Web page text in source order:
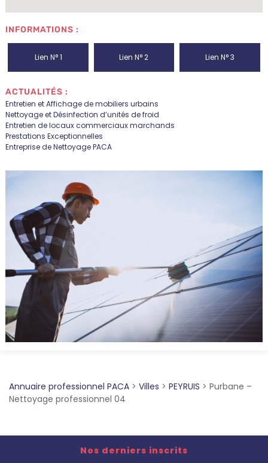
INFORMATIONS :
Lien N° 1 Lien N° 2 Lien N° 3
ACTUALITÉS :
Entretien et Affichage de mobiliers urbains
Nettoyage et Désinfection d’unités de froid
Entretien de locaux commerciaux marchands
Prestations Exceptionnelles
Entreprise de Nettoyage PACA
Annuaire professionnel PACA > Villes > PEYRUIS > Purbane –
Nettoyage professionnel 04
Nos derniers inscrits